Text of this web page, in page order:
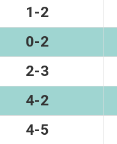
1-2
0-2
2-3
4-2
4-5